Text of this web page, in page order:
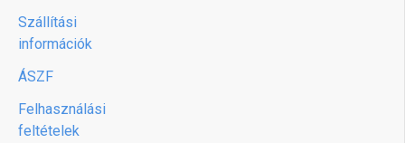
Szállítási
információk
ÁSZF
Felhasználási
feltételek